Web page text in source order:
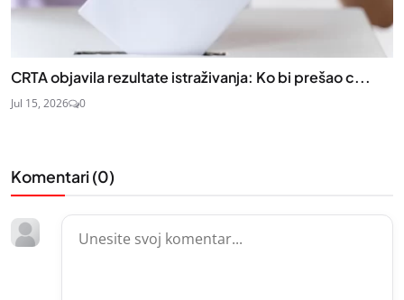
CRTA objavila rezultate istraživanja: Ko bi prešao c...
Jul 15, 2026 0
Komentari (0)